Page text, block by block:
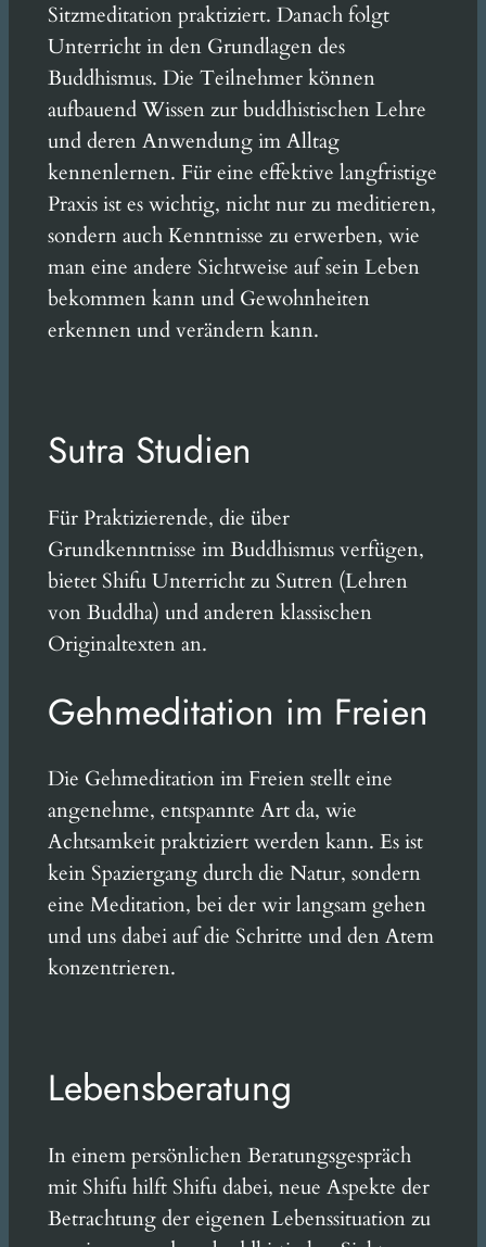
Sitzmeditation praktiziert. Danach folgt
Unterricht in den Grundlagen des
Buddhismus. Die Teilnehmer können
aufbauend Wissen zur buddhistischen Lehre
und deren Anwendung im Alltag
kennenlernen. Für eine effektive langfristige
Praxis ist es wichtig, nicht nur zu meditieren,
sondern auch Kenntnisse zu erwerben, wie
man eine andere Sichtweise auf sein Leben
bekommen kann und Gewohnheiten
erkennen und verändern kann.
Sutra Studien
Für Praktizierende, die über
Grundkenntnisse im Buddhismus verfügen,
bietet Shifu Unterricht zu Sutren (Lehren
von Buddha) und anderen klassischen
Originaltexten an.
Gehmeditation im Freien
Die Gehmeditation im Freien stellt eine
angenehme, entspannte Art da, wie
Achtsamkeit praktiziert werden kann. Es ist
kein Spaziergang durch die Natur, sondern
eine Meditation, bei der wir langsam gehen
und uns dabei auf die Schritte und den Atem
konzentrieren.
Lebensberatung
In einem persönlichen Beratungsgespräch
mit Shifu hilft Shifu dabei, neue Aspekte der
Betrachtung der eigenen Lebenssituation zu